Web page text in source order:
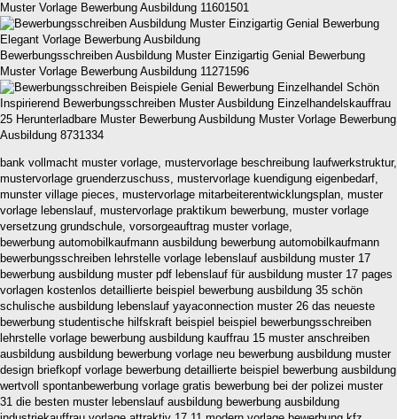
Muster Vorlage Bewerbung Ausbildung 11601501
Bewerbungsschreiben Ausbildung Muster Einzigartig Genial Bewerbung
Muster Vorlage Bewerbung Ausbildung 11271596
25 Herunterladbare Muster Bewerbung Ausbildung Muster Vorlage Bewerbung
Ausbildung 8731334
bank vollmacht muster vorlage, mustervorlage beschreibung laufwerkstruktur,
mustervorlage gruenderzuschuss, mustervorlage kuendigung eigenbedarf,
munster village pieces, mustervorlage mitarbeiterentwicklungsplan, muster
vorlage lebenslauf, mustervorlage praktikum bewerbung, muster vorlage
versetzung grundschule, vorsorgeauftrag muster vorlage,
bewerbung automobilkaufmann ausbildung bewerbung automobilkaufmann
bewerbungsschreiben lehrstelle vorlage lebenslauf ausbildung muster 17
bewerbung ausbildung muster pdf lebenslauf für ausbildung muster 17 pages
vorlagen kostenlos detaillierte beispiel bewerbung ausbildung 35 schön
schulische ausbildung lebenslauf yayaconnection muster 26 das neueste
bewerbung studentische hilfskraft beispiel beispiel bewerbungsschreiben
lehrstelle vorlage bewerbung ausbildung kauffrau 15 muster anschreiben
ausbildung ausbildung bewerbung vorlage neu bewerbung ausbildung muster
design briefkopf vorlage bewerbung detaillierte beispiel bewerbung ausbildung
wertvoll spontanbewerbung vorlage gratis bewerbung bei der polizei muster
31 die besten muster lebenslauf ausbildung bewerbung ausbildung